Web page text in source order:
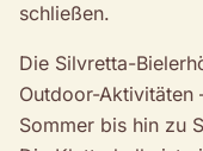
schließen.
Die Silvretta-
Outdoor-Aktivitäten
Sommer bis hin zu